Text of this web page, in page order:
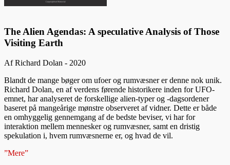
The Alien Agendas: A speculative Analysis of Those
Visiting Earth
Af Richard Dolan - 2020
Blandt de mange bøger om ufoer og rumvæsner er denne nok unik.
Richard Dolan, en af verdens førende historikere inden for UFO-
emnet, har analyseret de forskellige alien-typer og -dagsordener
baseret på mangeårige mønstre observeret af vidner. Dette er både
en omhyggelig gennemgang af de bedste beviser, vi har for
interaktion mellem mennesker og rumvæsner, samt en dristig
spekulation i, hvem rumvæsnerne er, og hvad de vil.
”Mere”